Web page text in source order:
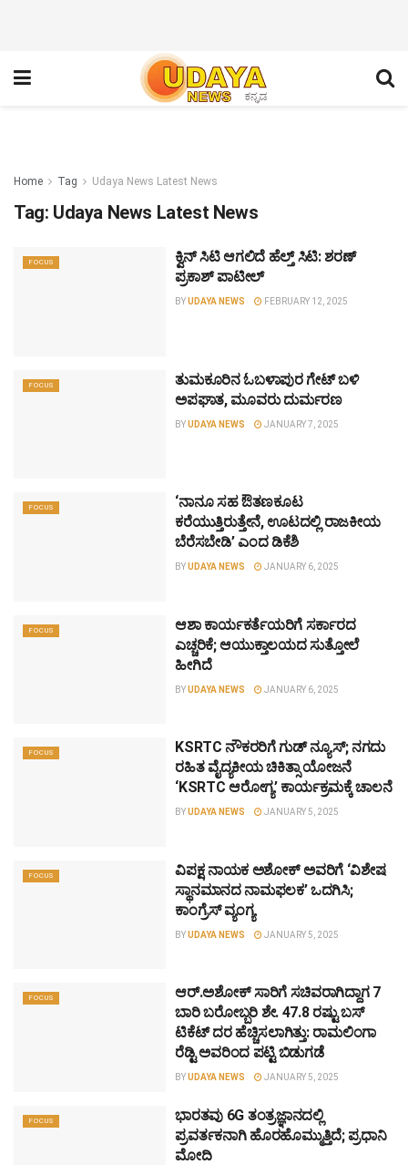
Home Tag Udaya News Latest News
Tag: Udaya News Latest News
FOCUS
ಕ್ವಿನ್ ಸಿಟಿ ಆಗಲಿದೆ ಹೆಲ್ತ್ ಸಿಟಿ: ಶರಣ್
ಪ್ರಕಾಶ್ ಪಾಟೀಲ್
BYUDAYA NEWS FEBRUARY 12, 2025
FOCUS
ತುಮಕೂರಿನ ಓಬಳಾಪುರ ಗೇಟ್ ಬಳಿ
ಅಪಘಾತ, ಮೂವರು ದುರ್ಮರಣ
BYUDAYA NEWS JANUARY 7, 2025
FOCUS
‘ನಾನೂ ಸಹ ಔತಣಕೂಟ
ಕರೆಯುತ್ತಿರುತ್ತೇನೆ, ಊಟದಲ್ಲಿ ರಾಜಕೀಯ
ಬೆರೆಸಬೇಡಿ’ ಎಂದ ಡಿಕೆಶಿ
BYUDAYA NEWS JANUARY 6, 2025
FOCUS
ಆಶಾ ಕಾರ್ಯಕರ್ತೆಯರಿಗೆ ಸರ್ಕಾರದ
ಎಚ್ಚರಿಕೆ; ಆಯುಕ್ತಾಲಯದ ಸುತ್ತೋಲೆ
ಹೀಗಿದೆ
BYUDAYA NEWS JANUARY 6, 2025
FOCUS
KSRTC ನೌಕರರಿಗೆ ಗುಡ್ ನ್ಯೂಸ್; ನಗದು
ರಹಿತ ವೈದ್ಯಕೀಯ ಚಿಕಿತ್ಸಾ ಯೋಜನೆ
‘KSRTC ಆರೋಗ್ಯ’ ಕಾರ್ಯಕ್ರಮಕ್ಕೆ ಚಾಲನೆ
BYUDAYA NEWS JANUARY 5, 2025
FOCUS
ವಿಪಕ್ಷ ನಾಯಕ ಅಶೋಕ್ ಅವರಿಗೆ ‘ವಿಶೇಷ
ಸ್ಥಾನಮಾನದ ನಾಮಫಲಕ’ ಒದಗಿಸಿ;
ಕಾಂಗ್ರೆಸ್ ವ್ಯಂಗ್ಯ
BYUDAYA NEWS JANUARY 5, 2025
FOCUS
ಆರ್.ಅಶೋಕ್ ಸಾರಿಗೆ ಸಚಿವರಾಗಿದ್ದಾಗ 7
ಬಾರಿ ಬರೋಬ್ಬರಿ ಶೇ. 47.8 ರಷ್ಟು ಬಸ್
ಟಿಕೆಟ್ ದರ ಹೆಚ್ಚಿಸಲಾಗಿತ್ತು: ರಾಮಲಿಂಗಾ
ರೆಡ್ಟಿ ಅವರಿಂದ ಪಟ್ಟಿ ಬಿಡುಗಡೆ
BYUDAYA NEWS JANUARY 5, 2025
FOCUS
ಭಾರತವು 6G ತಂತ್ರಜ್ಞಾನದಲ್ಲಿ
ಪ್ರವರ್ತಕನಾಗಿ ಹೊರಹೊಮ್ಮುತ್ತಿದೆ; ಪ್ರಧಾನಿ
ಮೋದಿ